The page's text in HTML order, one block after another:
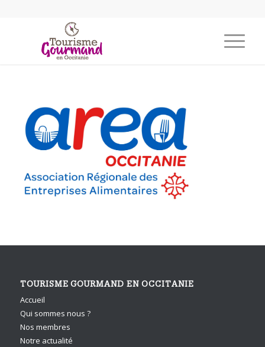
TOURISME GOURMAND EN OCCITANIE
Accueil
Qui sommes nous ?
Nos membres
Notre actualité